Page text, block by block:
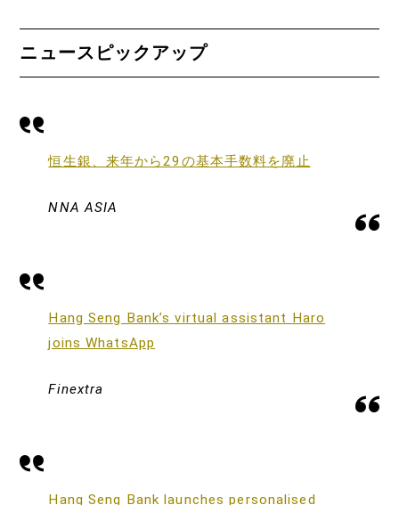
ニュースピックアップ
恒生銀、来年から29の基本手数料を廃止
NNA ASIA
Hang Seng Bank’s virtual assistant Haro
joins WhatsApp
Finextra
Hang Seng Bank launches personalised